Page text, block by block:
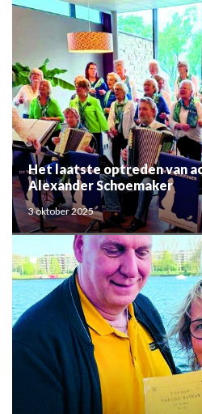
Het laatste optreden van
Alexander Schoemaker
3 oktober 2025